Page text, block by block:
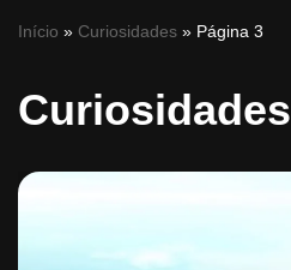
Início » Curiosidades » Página 3
Curiosidades